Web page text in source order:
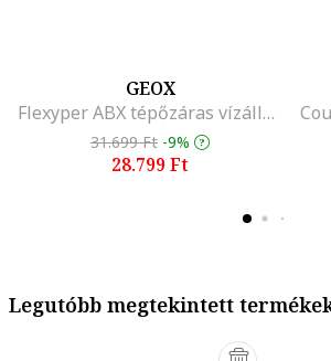
GEOX
Flexyper ABX tépőzáras vízálló csizma, Mandarinszín/Olívazöld
31.699 Ft -9%
28.799 Ft
Legutóbb megtekintett